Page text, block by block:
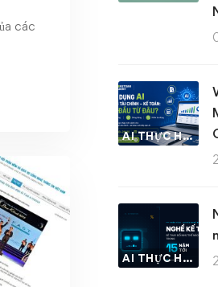
các
AI THỰC HÀNH
AI THỰC HÀNH